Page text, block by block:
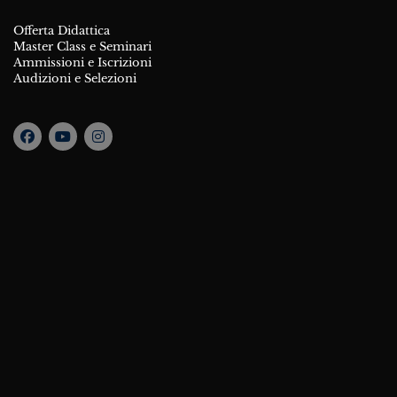
Offerta Didattica
Master Class e Seminari
Ammissioni e Iscrizioni
Audizioni e Selezioni